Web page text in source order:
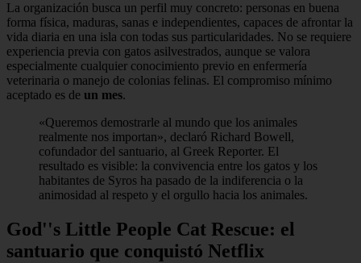
La organización busca un perfil muy concreto: personas en buena
forma física, maduras, sanas e independientes, capaces de afrontar la
vida diaria en una isla con todas sus particularidades. No se requiere
experiencia previa con gatos asilvestrados, aunque se valora
especialmente cualquier conocimiento previo en enfermería
veterinaria o manejo de colonias felinas. El compromiso mínimo
aceptado es de un mes.
«Queremos demostrarle al mundo que los animales
realmente nos importan», declaró Richard Bowell,
cofundador del santuario, al Greek Reporter. El
resultado es visible: la convivencia entre los gatos y los
habitantes de Syros ha pasado de la indiferencia o la
animosidad al respeto y el orgullo hacia los animales.
God''s Little People Cat Rescue: el
santuario que conquistó Netflix